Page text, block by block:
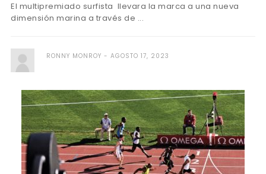
El multipremiado surfista llevara la marca a una nueva
dimensión marina a través de ...
RONNY MONROY AGOSTO 17, 2023